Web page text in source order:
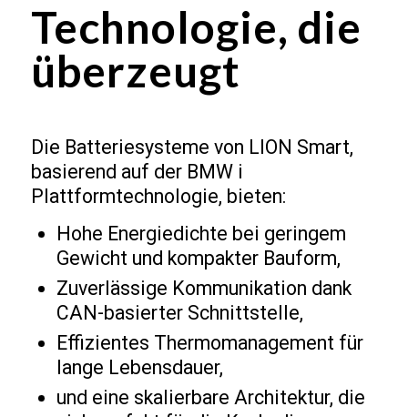
Technologie, die
überzeugt
Die Batteriesysteme von LION Smart,
basierend auf der BMW i
Plattformtechnologie, bieten:
Hohe Energiedichte bei geringem
Gewicht und kompakter Bauform,
Zuverlässige Kommunikation dank
CAN-basierter Schnittstelle,
Effizientes Thermomanagement für
lange Lebensdauer,
und eine skalierbare Architektur, die